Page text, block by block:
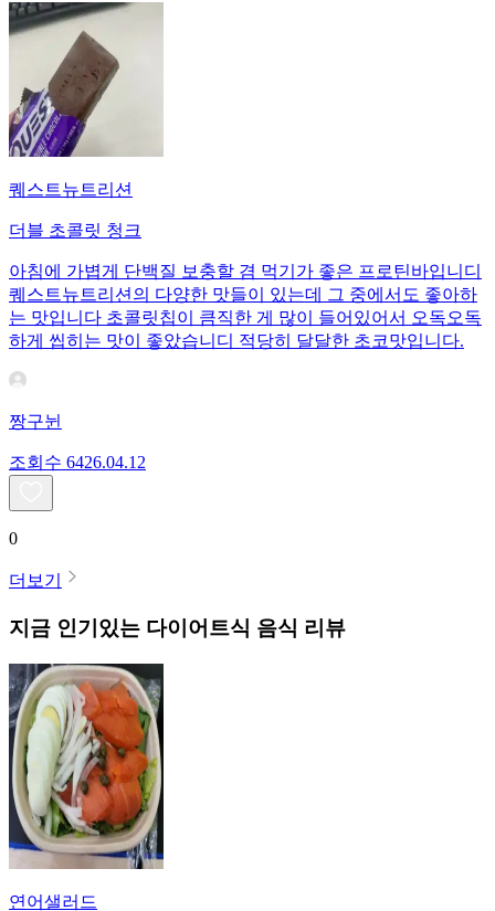
퀘스트뉴트리션
더블 초콜릿 청크
아침에 가볍게 단백질 보충할 겸 먹기가 좋은 프로틴바입니디
퀘스트뉴트리션의 다양한 맛들이 있는데 그 중에서도 좋아하
는 맛입니다 초콜릿칩이 큼직한 게 많이 들어있어서 오독오독
하게 씹히는 맛이 좋았습니디 적당히 달달한 초코맛입니다.
짱구뉜
조회수 6426.04.12
0
더보기
지금 인기있는 다이어트식 음식 리뷰
연어샐러드